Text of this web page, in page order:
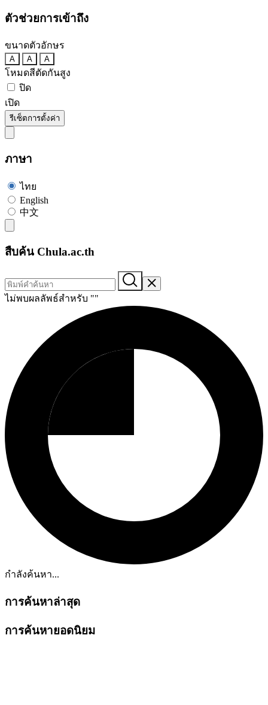
ตัวช่วยการเข้าถึง
ขนาดตัวอักษร
A A A
โหมดสีตัดกันสูง
ปิด
เปิด
รีเซ็ตการตั้งค่า
ภาษา
ไทย
English
中文
สืบค้น Chula.ac.th
ไม่พบผลลัพธ์สำหรับ ""
กำลังค้นหา...
การค้นหาล่าสุด
การค้นหายอดนิยม